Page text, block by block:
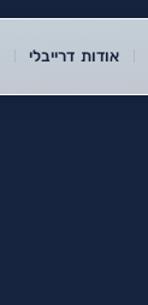
אודות דרייבלי